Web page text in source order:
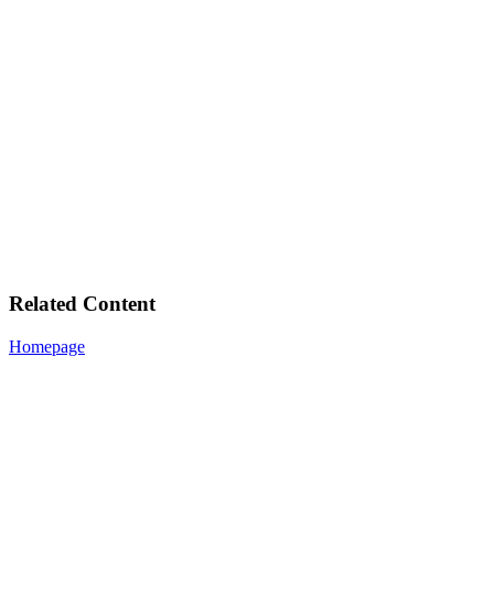
Related Content
Homepage